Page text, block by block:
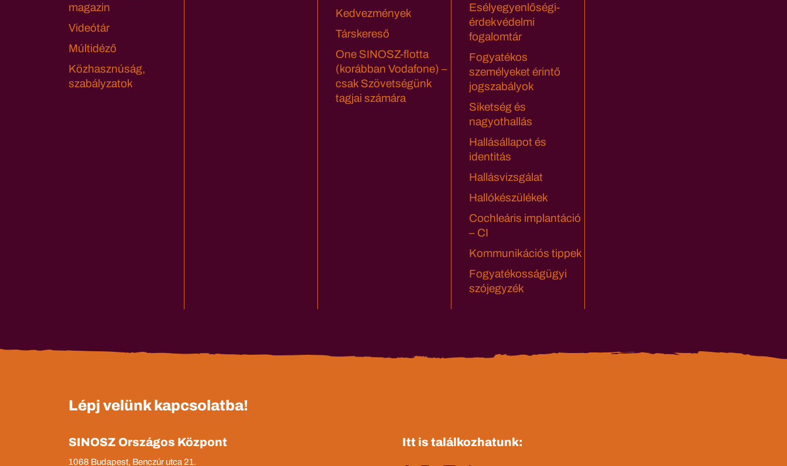
magazin
Videótár
Múltidéző
Közhasznúság,
szabályzatok
Kedvezmények
Társkereső
One SINOSZ-flotta
(korábban Vodafone) –
csak Szövetségünk
tagjai számára
Esélyegyenlőségi-
érdekvédelmi
fogalomtár
Fogyatékos
személyeket érintő
jogszabályok
Siketség és
nagyothallás
Hallásállapot és
identitás
Hallásvizsgálat
Hallókészülékek
Cochleáris implantáció
– CI
Kommunikációs tippek
Fogyatékosságügyi
szójegyzék
Lépj velünk kapcsolatba!
SINOSZ Országos Központ
1068 Budapest, Benczúr utca 21.
Itt is találkozhatunk: